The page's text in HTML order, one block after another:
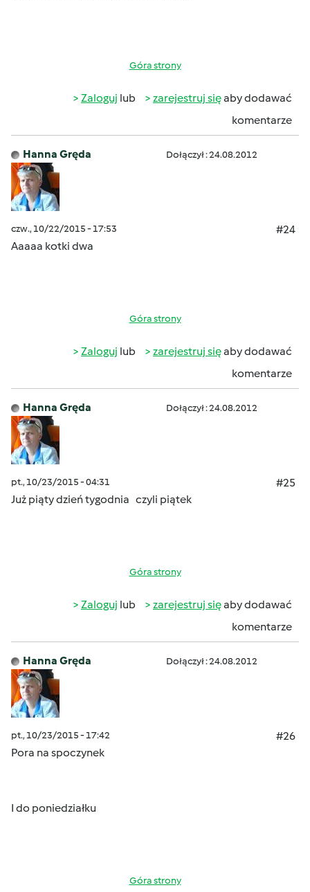
Góra strony
Zaloguj lub zarejestruj sięaby dodawać
komentarze
Hanna Gręda Dołączył : 24.08.2012
czw., 10/22/2015 - 17:53
#24
Aaaaa kotki dwa
Góra strony
Zaloguj lub zarejestruj sięaby dodawać
komentarze
Hanna Gręda Dołączył : 24.08.2012
pt., 10/23/2015 - 04:31
#25
Już piąty dzień tygodnia czyli piątek
Góra strony
Zaloguj lub zarejestruj sięaby dodawać
komentarze
Hanna Gręda Dołączył : 24.08.2012
pt., 10/23/2015 - 17:42
#26
Pora na spoczynek
I do poniedziałku
Góra strony